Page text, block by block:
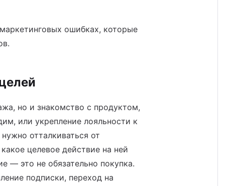
ошибках, которые
но и знакомство с продуктом,
или укрепление лояльности к
отталкиваться от
целевое действие на ней
— это не обязательно покупка.
подписки, переход на